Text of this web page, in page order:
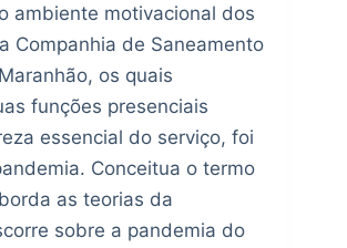
ambiente motivacional dos
Companhia de Saneamento
os quais
funções presenciais
essencial do serviço, foi
Conceitua o termo
as teorias da
sobre a pandemia do